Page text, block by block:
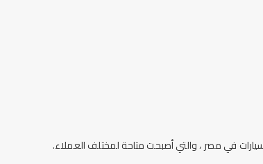
في مصر ، والتي أصبحت متاحة لمختلف العملاء.